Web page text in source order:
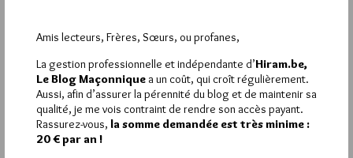
MATT
5 OCTOBRE 2024 À 2H05 / RÉPONDRE
Revue très agréable et abordable à lire.
Amis lecteurs, Frères, Sœurs, ou profanes,
La gestion professionnelle et indépendante d’Hiram.be,
Le Blog Maçonnique a un coût, qui croît régulièrement.
Aussi, afin d’assurer la pérennité du blog et de maintenir sa
qualité, je me vois contraint de rendre son accès payant.
Rassurez-vous, la somme demandée est très minime :
20 € par an !